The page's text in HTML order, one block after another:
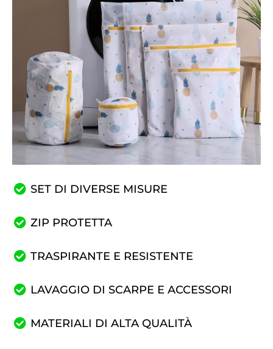
SET DI DIVERSE MISURE
ZIP PROTETTA
TRASPIRANTE E RESISTENTE
LAVAGGIO DI SCARPE E ACCESSORI
MATERIALI DI ALTA QUALITÀ